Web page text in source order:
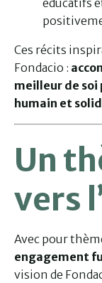
Ces récits
Fondacio :
meilleur de soi
humain et
Un
vers
Avec pour
engagement
vision de